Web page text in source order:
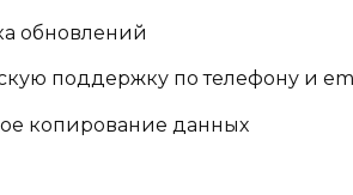
обновлений
поддержку по телефону и
копирование данных